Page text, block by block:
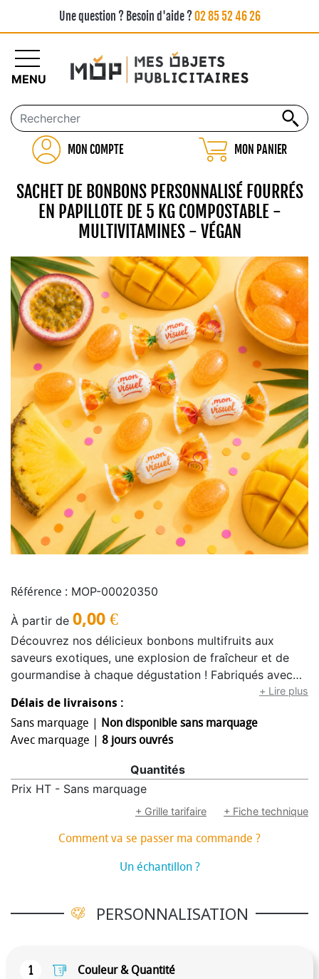
Une question ? Besoin d'aide ?02 85 52 46 26
MON COMPTE MON PANIER
MENU
SACHET DE BONBONS PERSONNALISÉ FOURRÉS
EN PAPILLOTE DE 5 KG COMPOSTABLE -
MULTIVITAMINES - VÉGAN
Référence : MOP-00020350
À partir de 0,00 €
Découvrez nos délicieux bonbons multifruits aux
saveurs exotiques, une explosion de fraîcheur et de
gourmandise à chaque dégustation ! Fabriqués avec
soin en Forêt-Noire, ces bonbons 100 % végan
séduisent par leurs arômes fruités et ensoleillés.
Retrouvez un assortiment de saveurs tropicales
irrésistibles : ananas, mangue et fruit de la passion,
attirent immédiatement le regard.Chaque bonbon est
emballé individuellement dans une papillote
publicitaire blanche compostable, personnalisée avec
communication originale et gourmande. Conditionnés
en sachet de 5 kg, ces bonbons représentent environ
événements, salons, accueils clients ou opérations
+ Lire plus
Délais de livraisons :
Sans marquage | Non disponible sans marquage
Avec marquage | 8 jours ouvrés
Quantités
Prix HT - Sans marquage
+ Grille tarifaire + Fiche technique
Comment va se passer ma commande ?
Un échantillon ?
PERSONNALISATION
1 Couleur & Quantité